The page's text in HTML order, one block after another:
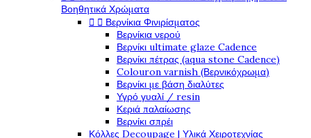
Βοηθητικά Χρώματα
  Βερνίκια Φινιρίσματος
Βερνίκια νερού
Βερνίκι ultimate glaze Cadence
Βερνίκι πέτρας (aqua stone Cadence)
Colouron varnish (Βερνικόχρωμα)
Βερνίκι με βάση διαλύτες
Υγρό γυαλί / resin
Κεριά παλαίωσης
Βερνίκι σπρέι
Κόλλες Decoupage | Υλικά Χειροτεχνίας